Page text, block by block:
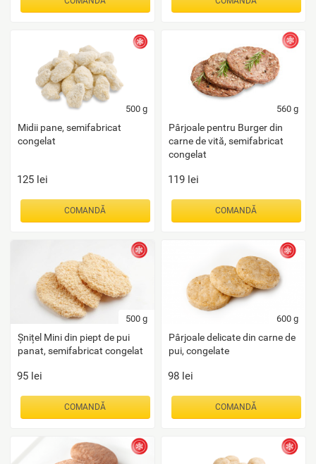
500 g
Midii pane, semifabricat
congelat
125 lei
COMANDĂ
560 g
Pârjoale pentru Burger din
carne de vită, semifabricat
congelat
119 lei
COMANDĂ
500 g
Șnițel Mini din piept de pui
panat, semifabricat congelat
95 lei
COMANDĂ
600 g
Pârjoale delicate din carne de
pui, congelate
98 lei
COMANDĂ